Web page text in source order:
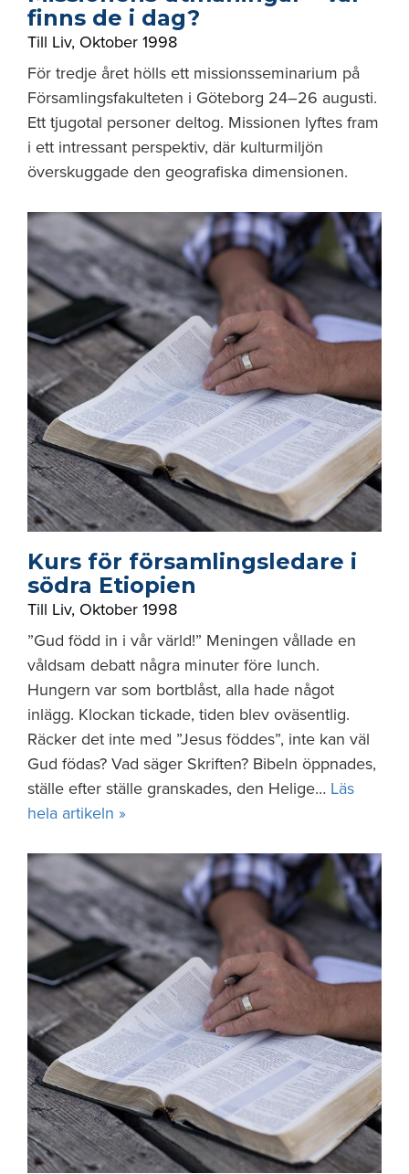
finns de i dag?
Till Liv, Oktober 1998
För tredje året hölls ett missionsseminarium på
Församlingsfakulteten i Göteborg 24–26 augusti.
Ett tjugotal personer deltog. Missionen lyftes fram
i ett intressant perspektiv, där kulturmiljön
överskuggade den geografiska dimensionen.
Kurs för församlingsledare i
södra Etiopien
Till Liv, Oktober 1998
”Gud född in i vår värld!” Meningen vållade en
våldsam debatt några minuter före lunch.
Hungern var som bortblåst, alla hade något
inlägg. Klockan tickade, tiden blev oväsentlig.
Räcker det inte med ”Jesus föddes”, inte kan väl
Gud födas? Vad säger Skriften? Bibeln öppnades,
ställe efter ställe granskades, den Helige… Läs
hela artikeln »